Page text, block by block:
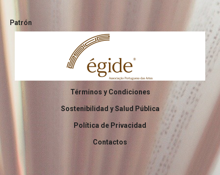
Patrón
Términos y Condiciones
Sostenibilidad y Salud Pública
Política de Privacidad
Contactos